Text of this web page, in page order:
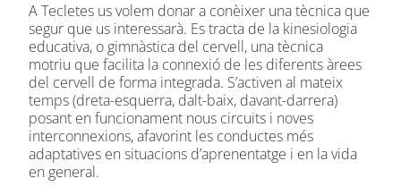
A Tecletes us volem donar a conèixer una tècnica que
segur que us interessarà. Es tracta de la kinesiologia
educativa, o gimnàstica del cervell, una tècnica
motriu que facilita la connexió de les diferents àrees
del cervell de forma integrada. S’activen al mateix
temps (dreta-esquerra, dalt-baix, davant-darrera)
posant en funcionament nous circuits i noves
interconnexions, afavorint les conductes més
adaptatives en situacions d’aprenentatge i en la vida
en general.